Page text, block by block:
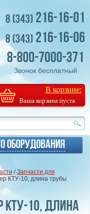
8 (343) 216-16-01
8 (343) 216-16-06
8-800-7000-371
Звонок бесплатный
В корзине:
Ваша корзина пуста
оборудования
/Запчасти для
КТУ-10, длина трубы
КТУ-10, длина